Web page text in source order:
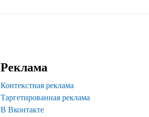
Реклама
Контекстная реклама
Таргетированная реклама
В Вконтакте